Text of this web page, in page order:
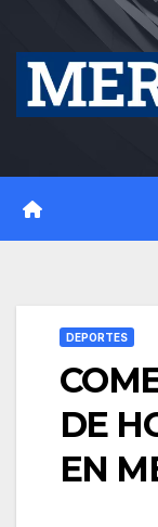
content
DEPORTES
DE
EN